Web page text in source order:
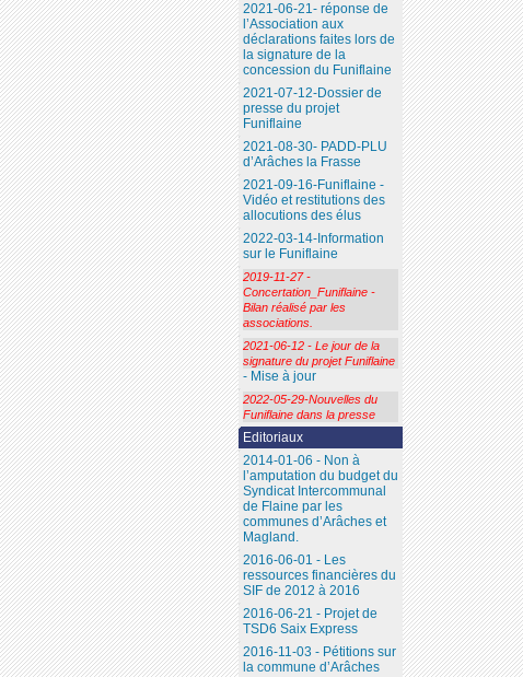
2021-06-21- réponse de
l’Association aux
déclarations faites lors de
la signature de la
concession du Funiflaine
2021-07-12-Dossier de
presse du projet
Funiflaine
2021-08-30- PADD-PLU
d’Arâches la Frasse
2021-09-16-Funiflaine -
Vidéo et restitutions des
allocutions des élus
2022-03-14-Information
sur le Funiflaine
2019-11-27 -
Concertation_Funiflaine -
Bilan réalisé par les
associations.
2021-06-12 - Le jour de la
signature du projet Funiflaine
- Mise à jour
2022-05-29-Nouvelles du
Funiflaine dans la presse
Editoriaux
2014-01-06 - Non à
l’amputation du budget du
Syndicat Intercommunal
de Flaine par les
communes d’Arâches et
Magland.
2016-06-01 - Les
ressources financières du
SIF de 2012 à 2016
2016-06-21 - Projet de
TSD6 Saix Express
2016-11-03 - Pétitions sur
la commune d’Arâches